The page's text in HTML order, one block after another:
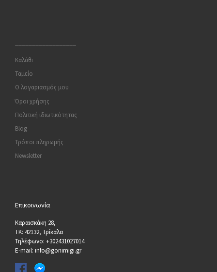
Καλάθι
Ταμείο
Ο λογαριασμός μου
Όροι χρήσης
Πολιτική ιδιωτικότητας
Blog
Τρόποι πληρωμής
Newsletter
Επικοινωνία
Καραισκάκη 28,
ΤΚ: 42132, Τρίκαλα
Τηλέφωνο: +302431027014
E-mail: info@gonimigi.gr